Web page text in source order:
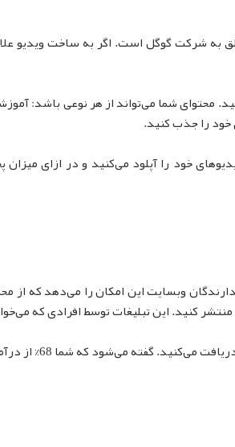
به شرکت گوگل است. اگر به ساخت ویدیو
محتوای شما می‌تواند از هر نوعی باشد:
خود را جذب کنید.
خود را آپلود می‌کنید و در ازای میزان
وبسایت این امکان را می‌دهد که از
کنید. این تبلیغات توسط افرادی که
گوگل از تبلیغات منتشر شده را دریافت می‌کنید.